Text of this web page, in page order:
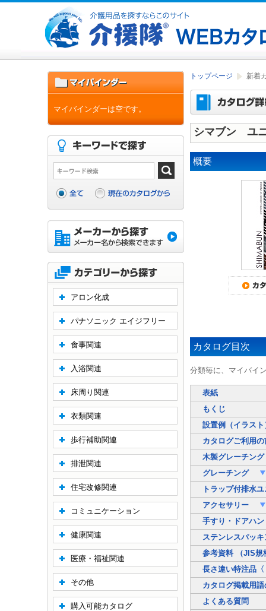
トップページ 新着
シマブン ユ
概要
カタログ目次
分類毎に、マイバイ
表紙
もくじ
設置例（イラスト
カタログご利用の
木製グレーチング
グレーチング
トラップ付排水
アクセサリー
手すり・ドアハ
ステンレスパッキ
参考資料 （JIS規
長さ違い特注品
カタログ掲載用
よくある質問
マイバインダーは空です。
アロン化成
パナソニック エイジフリー
食事関連
入浴関連
床周り関連
衣類関連
歩行補助関連
排泄関連
住宅改修関連
コミュニケーション
健康関連
医療・福祉関連
その他
購入可能カタログ